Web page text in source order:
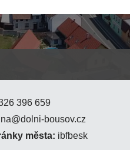
396 659
bousov.cz
města: ibfbesk